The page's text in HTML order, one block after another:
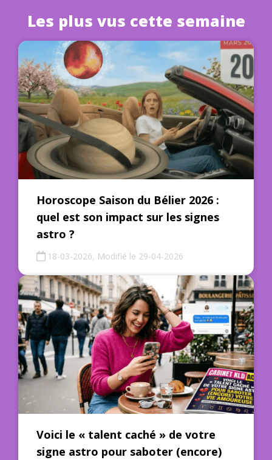
Les plus vus cette semaine
Horoscope Saison du Bélier 2026 :
quel est son impact sur les signes
astro ?
18-03-2026, Modifié le 29-04-2026
Voici le « talent caché » de votre
signe astro pour saboter (encore)